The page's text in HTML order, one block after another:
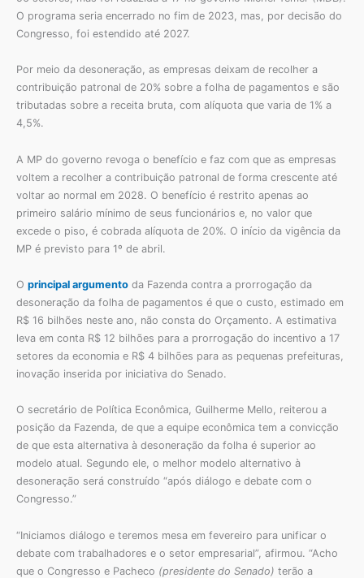
O programa seria encerrado no fim de 2023, mas, por decisão do
Congresso, foi estendido até 2027.
Por meio da desoneração, as empresas deixam de recolher a
contribuição patronal de 20% sobre a folha de pagamentos e são
tributadas sobre a receita bruta, com alíquota que varia de 1% a
4,5%.
A MP do governo revoga o benefício e faz com que as empresas
voltem a recolher a contribuição patronal de forma crescente até
voltar ao normal em 2028. O benefício é restrito apenas ao
primeiro salário mínimo de seus funcionários e, no valor que
excede o piso, é cobrada alíquota de 20%. O início da vigência da
MP é previsto para 1º de abril.
O principal argumento da Fazenda contra a prorrogação da
desoneração da folha de pagamentos é que o custo, estimado em
R$ 16 bilhões neste ano, não consta do Orçamento. A estimativa
leva em conta R$ 12 bilhões para a prorrogação do incentivo a 17
setores da economia e R$ 4 bilhões para as pequenas prefeituras,
inovação inserida por iniciativa do Senado.
O secretário de Política Econômica, Guilherme Mello, reiterou a
posição da Fazenda, de que a equipe econômica tem a convicção
de que esta alternativa à desoneração da folha é superior ao
modelo atual. Segundo ele, o melhor modelo alternativo à
desoneração será construído “após diálogo e debate com o
Congresso.”
“Iniciamos diálogo e teremos mesa em fevereiro para unificar o
debate com trabalhadores e o setor empresarial”, afirmou. “Acho
que o Congresso e Pacheco (presidente do Senado) terão a